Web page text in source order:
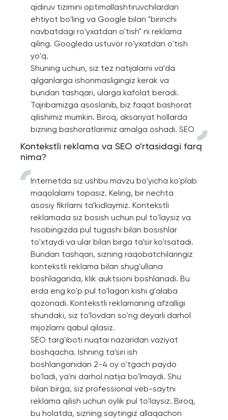
qidiruv tizimini optimallashtiruvchilardan
ehtiyot bo'ling va Google bilan "birinchi
navbatdagi ro'yxatdan o'tish" ni reklama
qiling. Googleda ustuvor ro'yxatdan o'tish
yo'q.
Shuning uchun, siz tez natijalarni va'da
qilganlarga ishonmasligingiz kerak va
bundan tashqari, ularga kafolat beradi.
Tajribamizga asoslanib, biz faqat bashorat
qilishimiz mumkin. Biroq, aksariyat hollarda
bizning bashoratlarimiz amalga oshadi. SEO
Kontekstli reklama va SEO o'rtasidagi farq
nima?
Internetda siz ushbu mavzu bo'yicha ko'plab
maqolalarni topasiz. Keling, bir nechta
asosiy fikrlarni ta'kidlaymiz. Kontekstli
reklamada siz bosish uchun pul to'laysiz va
hisobingizda pul tugashi bilan bosishlar
to'xtaydi va ular bilan birga ta'sir ko'rsatadi.
Bundan tashqari, sizning raqobatchilaringiz
kontekstli reklama bilan shug'ullana
boshlaganda, klik auktsioni boshlanadi. Bu
erda eng ko'p pul to'lagan kishi g'alaba
qozonadi. Kontekstli reklamaning afzalligi
shundaki, siz to'lovdan so'ng deyarli darhol
mijozlarni qabul qilasiz.
SEO targ'iboti nuqtai nazaridan vaziyat
boshqacha. Ishning ta'siri ish
boshlanganidan 2-4 oy o'tgach paydo
bo'ladi, ya'ni darhol natija bo'lmaydi. Shu
bilan birga, siz professional veb-saytni
reklama qilish uchun oylik pul to'laysiz. Biroq,
bu holatda, sizning saytingiz allaqachon